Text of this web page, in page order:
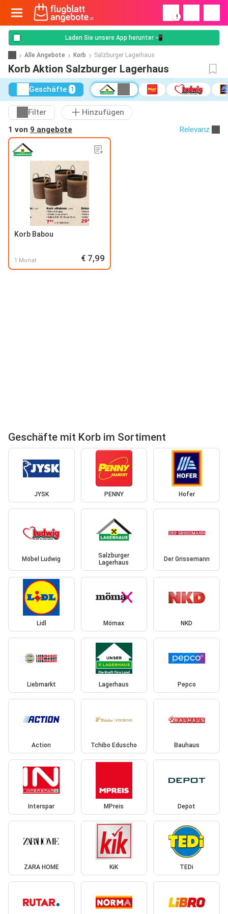
!
Laden Sie unsere App herunter 📲
Alle Angebote Korb Salzburger Lagerhaus
Korb Aktion Salzburger Lagerhaus
Geschäfte 1
Filter
Hinzufügen
1 von 9 angebote Relevanz
Korb Babou
1 Monat € 7,99
Geschäfte mit Korb im Sortiment
JYSK PENNY Hofer
Möbel Ludwig
Salzburger
Lagerhaus
Der Grissemann
Lidl Mömax NKD
Liebmarkt Lagerhaus Pepco
Action Tchibo Eduscho Bauhaus
Interspar MPreis Depot
ZARA HOME KiK TEDi